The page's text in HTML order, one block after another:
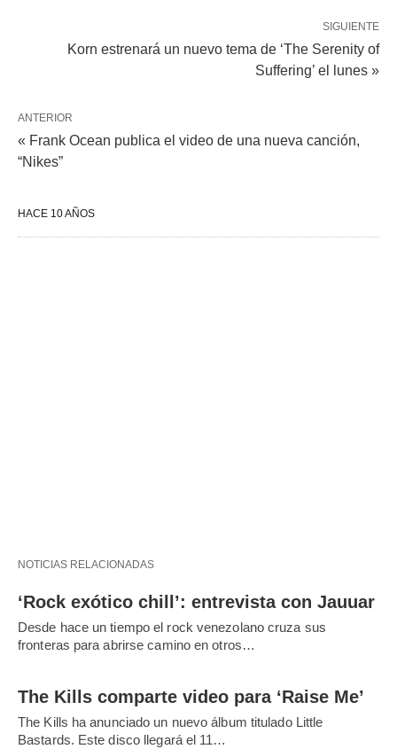
SIGUIENTE
Korn estrenará un nuevo tema de ‘The Serenity of
Suffering’ el lunes »
ANTERIOR
« Frank Ocean publica el video de una nueva canción,
“Nikes”
HACE 10 AÑOS
NOTICIAS RELACIONADAS
‘Rock exótico chill’: entrevista con Jauuar
Desde hace un tiempo el rock venezolano cruza sus
fronteras para abrirse camino en otros…
The Kills comparte video para ‘Raise Me’
The Kills ha anunciado un nuevo álbum titulado Little
Bastards. Este disco llegará el 11…